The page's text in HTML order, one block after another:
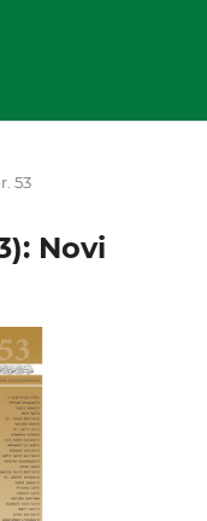
53
Novi